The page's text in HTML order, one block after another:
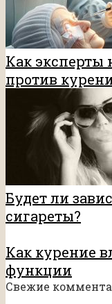
Как
против
Будет ли
сигареты?
Как курение
функции
Свежие